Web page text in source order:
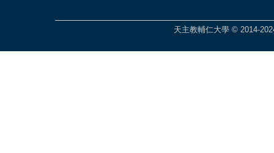
天主教輔仁大學 © 2014-